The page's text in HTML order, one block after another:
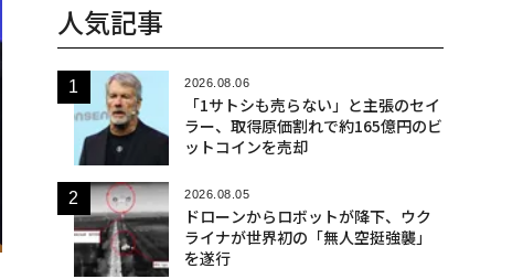
人気記事
2026.08.06
「1サトシも売らない」と主張のセイ
ラー、取得原価割れで約165億円のビ
ットコインを売却
2026.08.05
ドローンからロボットが降下、ウク
ライナが世界初の「無人空挺強襲」
を遂行